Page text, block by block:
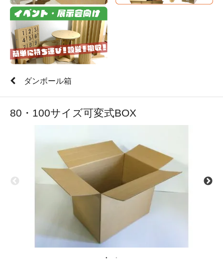
ダンボール箱
80・100サイズ可変式BOX